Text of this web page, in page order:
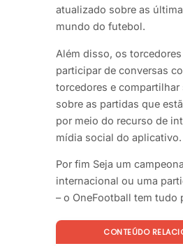
atualizado sobre as
mundo do futebol.
Além disso, os
participar de conversas
torcedores e
sobre as partidas que
por meio do recurso de
mídia social do aplicativo.
Por fim Seja um
internacional ou uma
– o OneFootball tem tudo
CONTEÚDO